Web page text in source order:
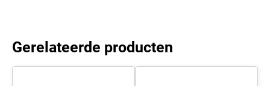
Gerelateerde producten